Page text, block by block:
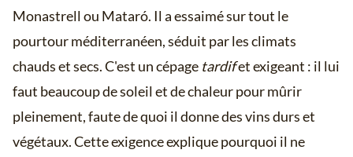
Monastrell ou Mataró. Il a essaimé sur tout le
pourtour méditerranéen, séduit par les climats
chauds et secs. C'est un cépage tardifet exigeant : il lui
faut beaucoup de soleil et de chaleur pour mûrir
pleinement, faute de quoi il donne des vins durs et
végétaux. Cette exigence explique pourquoi il ne